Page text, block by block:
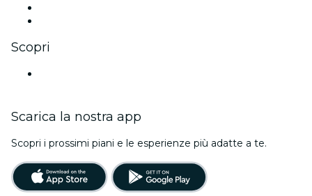
Scopri
Scarica la nostra app
Scopri i prossimi piani e le esperienze più adatte a te.